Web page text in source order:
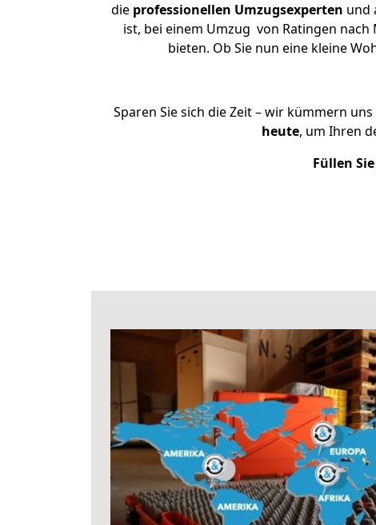
die professionellen Umzugsexperten und
ist, bei einem Umzug von Ratingen
bieten. Ob Sie nun eine kleine
Sparen Sie sich die Zeit – wir kümmern
heute, um Ihren
Füllen